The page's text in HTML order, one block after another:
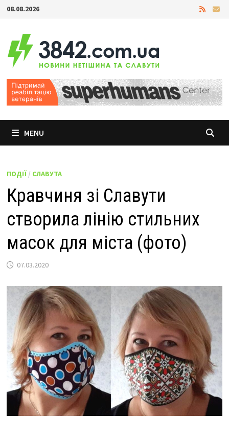
Skip
content
08.08.2026
MENU
ПОДІЇ/ СЛАВУТА
Кравчиня зі Славути
створила лінію стильних
масок для міста (фото)
07.03.2020